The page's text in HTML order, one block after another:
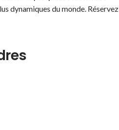
dynamiques du monde. Réservez